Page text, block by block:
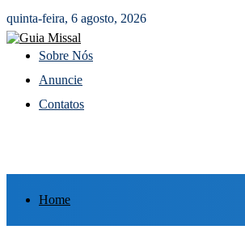
quinta-feira, 6 agosto, 2026
Sobre Nós
Anuncie
Contatos
Home